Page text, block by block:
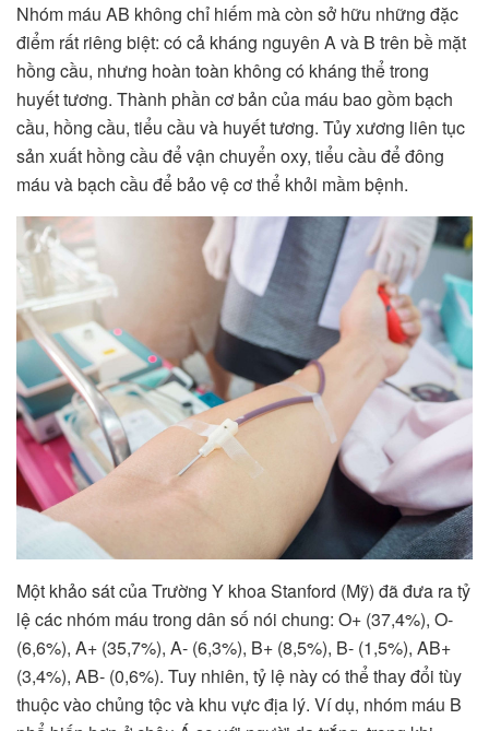
Nhóm máu AB không chỉ hiếm mà còn sở hữu những đặc
điểm rất riêng biệt: có cả kháng nguyên A và B trên bề mặt
hồng cầu, nhưng hoàn toàn không có kháng thể trong
huyết tương. Thành phần cơ bản của máu bao gồm bạch
cầu, hồng cầu, tiểu cầu và huyết tương. Tủy xương liên tục
sản xuất hồng cầu để vận chuyển oxy, tiểu cầu để đông
máu và bạch cầu để bảo vệ cơ thể khỏi mầm bệnh.
Một khảo sát của Trường Y khoa Stanford (Mỹ) đã đưa ra tỷ
lệ các nhóm máu trong dân số nói chung: O+ (37,4%), O-
(6,6%), A+ (35,7%), A- (6,3%), B+ (8,5%), B- (1,5%), AB+
(3,4%), AB- (0,6%). Tuy nhiên, tỷ lệ này có thể thay đổi tùy
thuộc vào chủng tộc và khu vực địa lý. Ví dụ, nhóm máu B